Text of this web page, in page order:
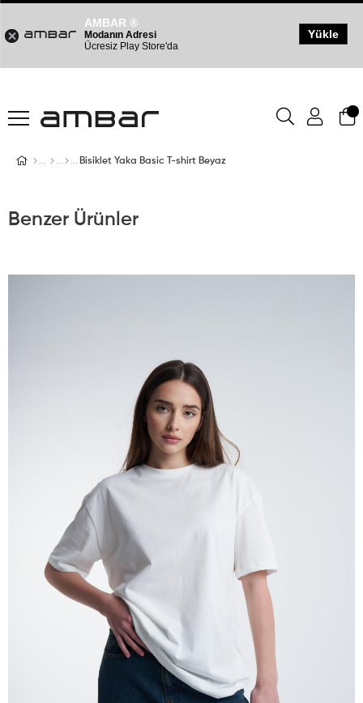
Bisiklet Yaka Basic T-shirt Beyaz
Benzer Ürünler
AMBAR ®
Modanın Adresi
Ücresiz Play Store'da
Yükle